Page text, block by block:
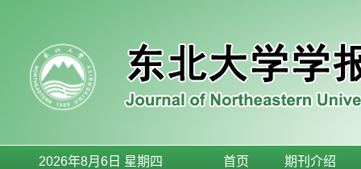
2026年8月6日 星期四 首页 期刊介绍